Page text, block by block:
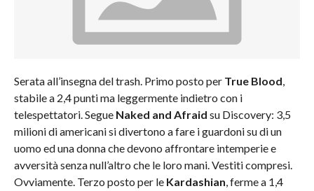
Serata all’insegna del trash. Primo posto per True Blood,
stabile a 2,4 punti ma leggermente indietro con i
telespettatori. Segue Naked and Afraid su Discovery: 3,5
milioni di americani si divertono a fare i guardoni su di un
uomo ed una donna che devono affrontare intemperie e
avversità senza null’altro che le loro mani. Vestiti compresi.
Ovviamente. Terzo posto per le Kardashian, ferme a 1,4